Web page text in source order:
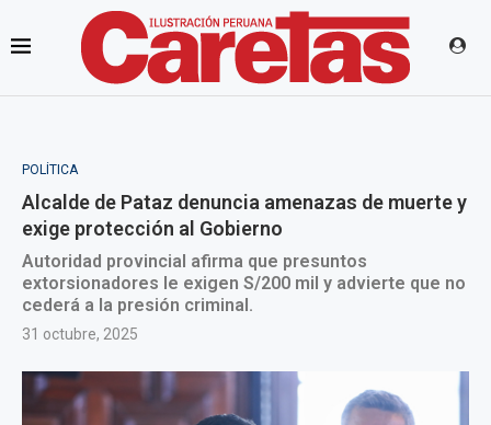
POLÍTICA
Alcalde de Pataz denuncia amenazas de muerte y
exige protección al Gobierno
Autoridad provincial afirma que presuntos
extorsionadores le exigen S/200 mil y advierte que no
cederá a la presión criminal.
31 octubre, 2025